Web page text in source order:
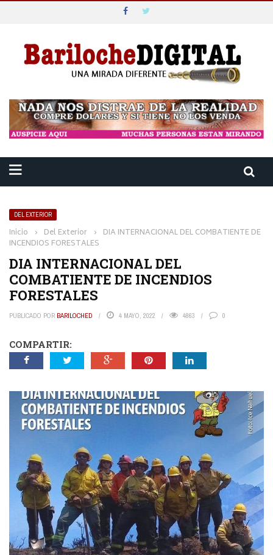
DEL EXTERIOR
Inicio › Del Exterior › DIA INTERNACIONAL DEL COMBATIENTE DE
INCENDIOS FORESTALES
DIA INTERNACIONAL DEL
COMBATIENTE DE INCENDIOS
FORESTALES
PUBLICADO POR BARILOCHED 4 MAYO, 2022 4863 0
COMPARTIR: